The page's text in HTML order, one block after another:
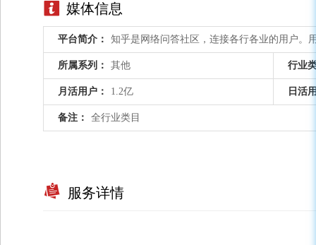
媒体信息
平台简介： 知乎是网络问答社区，连接各行各业的用户。
所属系列： 其他 行业
月活用户： 1.2亿 日活
备注： 全行业类目
服务详情